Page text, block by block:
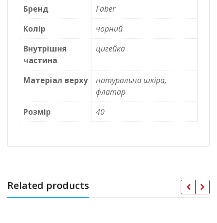
Бренд
Faber
Колір
чорний
Внутрішня
частина
цигейка
Матеріал верху
натуральна шкіра,
флатар
Розмір
40
Related products